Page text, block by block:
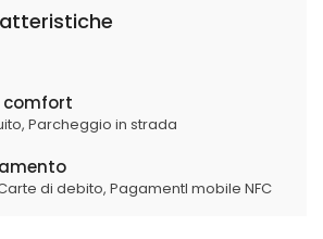
comfort
Parcheggio in strada
di debito, PagamentI mobile NFC